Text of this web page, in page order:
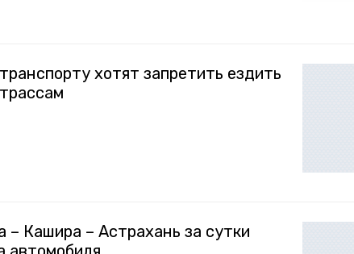
хотят запретить ездить
– Кашира – Астрахань за сутки